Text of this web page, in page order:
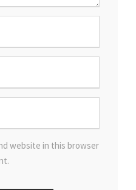
website in this browser